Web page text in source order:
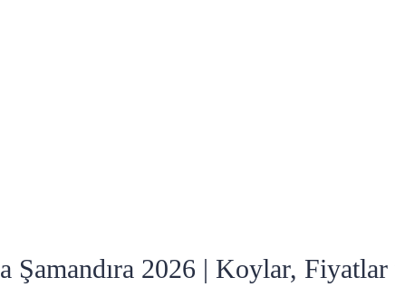
Şamandıra 2026 | Koylar,